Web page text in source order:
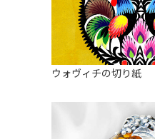
装飾用タイル・プレー
ミニチュア
天使さま
カードスタンド
ウォヴィチの切り紙